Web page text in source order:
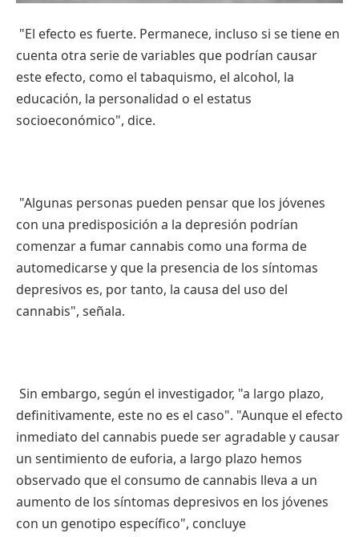
"El efecto es fuerte. Permanece, incluso si se tiene en
cuenta otra serie de variables que podrían causar
este efecto, como el tabaquismo, el alcohol, la
educación, la personalidad o el estatus
socioeconómico", dice.
"Algunas personas pueden pensar que los jóvenes
con una predisposición a la depresión podrían
comenzar a fumar cannabis como una forma de
automedicarse y que la presencia de los síntomas
depresivos es, por tanto, la causa del uso del
cannabis", señala.
Sin embargo, según el investigador, "a largo plazo,
definitivamente, este no es el caso". "Aunque el efecto
inmediato del cannabis puede ser agradable y causar
un sentimiento de euforia, a largo plazo hemos
observado que el consumo de cannabis lleva a un
aumento de los síntomas depresivos en los jóvenes
con un genotipo específico", concluye